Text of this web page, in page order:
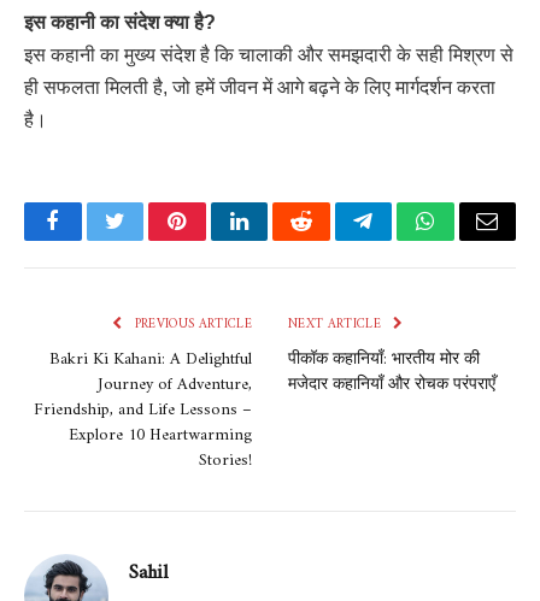
इस कहानी का संदेश क्या है?
इस कहानी का मुख्य संदेश है कि चालाकी और समझदारी के सही मिश्रण से
ही सफलता मिलती है, जो हमें जीवन में आगे बढ़ने के लिए मार्गदर्शन करता
है।
FacebookTwitterPinterestLinkedInRedditTelegramWhatsApp
Email
PREVIOUS ARTICLE
Bakri Ki Kahani: A Delightful
Journey of Adventure,
Friendship, and Life Lessons –
Explore 10 Heartwarming
Stories!
NEXT ARTICLE
पीकॉक कहानियाँ: भारतीय मोर की
मजेदार कहानियाँ और रोचक परंपराएँ
Sahil